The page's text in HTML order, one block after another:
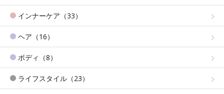
インナーケア（33）
ヘア（16）
ボディ（8）
ライフスタイル（23）